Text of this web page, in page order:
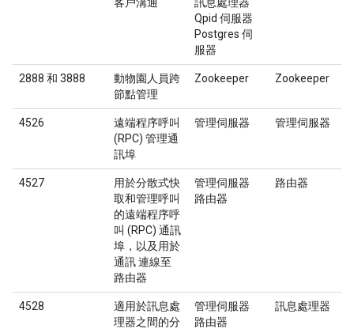
Qpid 伺服器
Postgres 伺
服器
2888 和 3888
動物園人員跨
節點管理
Zookeeper Zookeeper
4526
遠端程序呼叫
(RPC) 管理通
訊埠
管理伺服器 管理伺服器
4527
用於分散式快
取和管理呼叫
的遠端程序呼
叫 (RPC) 通訊
埠，以及用於
通訊 連線至
路由器
管理伺服器
路由器
路由器
4528
適用於訊息處
理器之間的分
管理伺服器
路由器
訊息處理器